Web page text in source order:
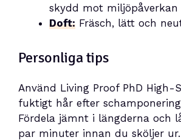
skydd mot miljöpåverkan
Doft: Fräsch, lätt och
Personliga tips
Använd Living Proof PhD High-
fuktigt hår efter
Fördela jämnt i längderna och
par minuter innan du sköljer